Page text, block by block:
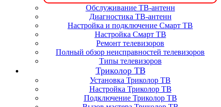
Обслуживание ТВ-антенн
Диагностика ТВ-антенн
Настройка и подключение Смарт ТВ
Настройка Смарт ТВ
Ремонт телевизоров
Полный обзор неисправностей телевизоров
Типы телевизоров
Триколор ТВ
Установка Триколор ТВ
Настройка Триколор ТВ
Подключение Триколор ТВ